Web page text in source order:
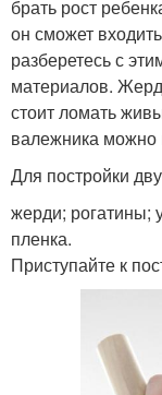
брать рост
он сможет
разберетесь с
материалов.
стоит ломать
валежника можно
Для постройки
жерди; рогатины;
пленка.
Приступайте к